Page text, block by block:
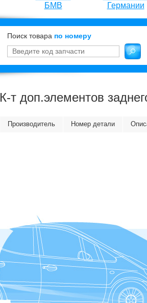
БМВ
Германии
Поиск товара по номеру
К-т доп.элементов
Производитель Номер детали